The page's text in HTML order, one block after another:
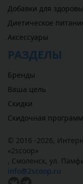
Добавки для
Диетическое
Аксессуары
РАЗДЕЛЫ
Бренды
Ваша цель
Скидки
Скидочная
© 2016 -2026,
«2scoop»
, Смоленск, ул.
info@2scoop.ru